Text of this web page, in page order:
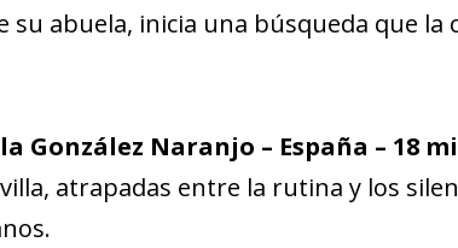
su abuela, inicia una búsqueda que
González Naranjo – España – 18
atrapadas entre la rutina y los